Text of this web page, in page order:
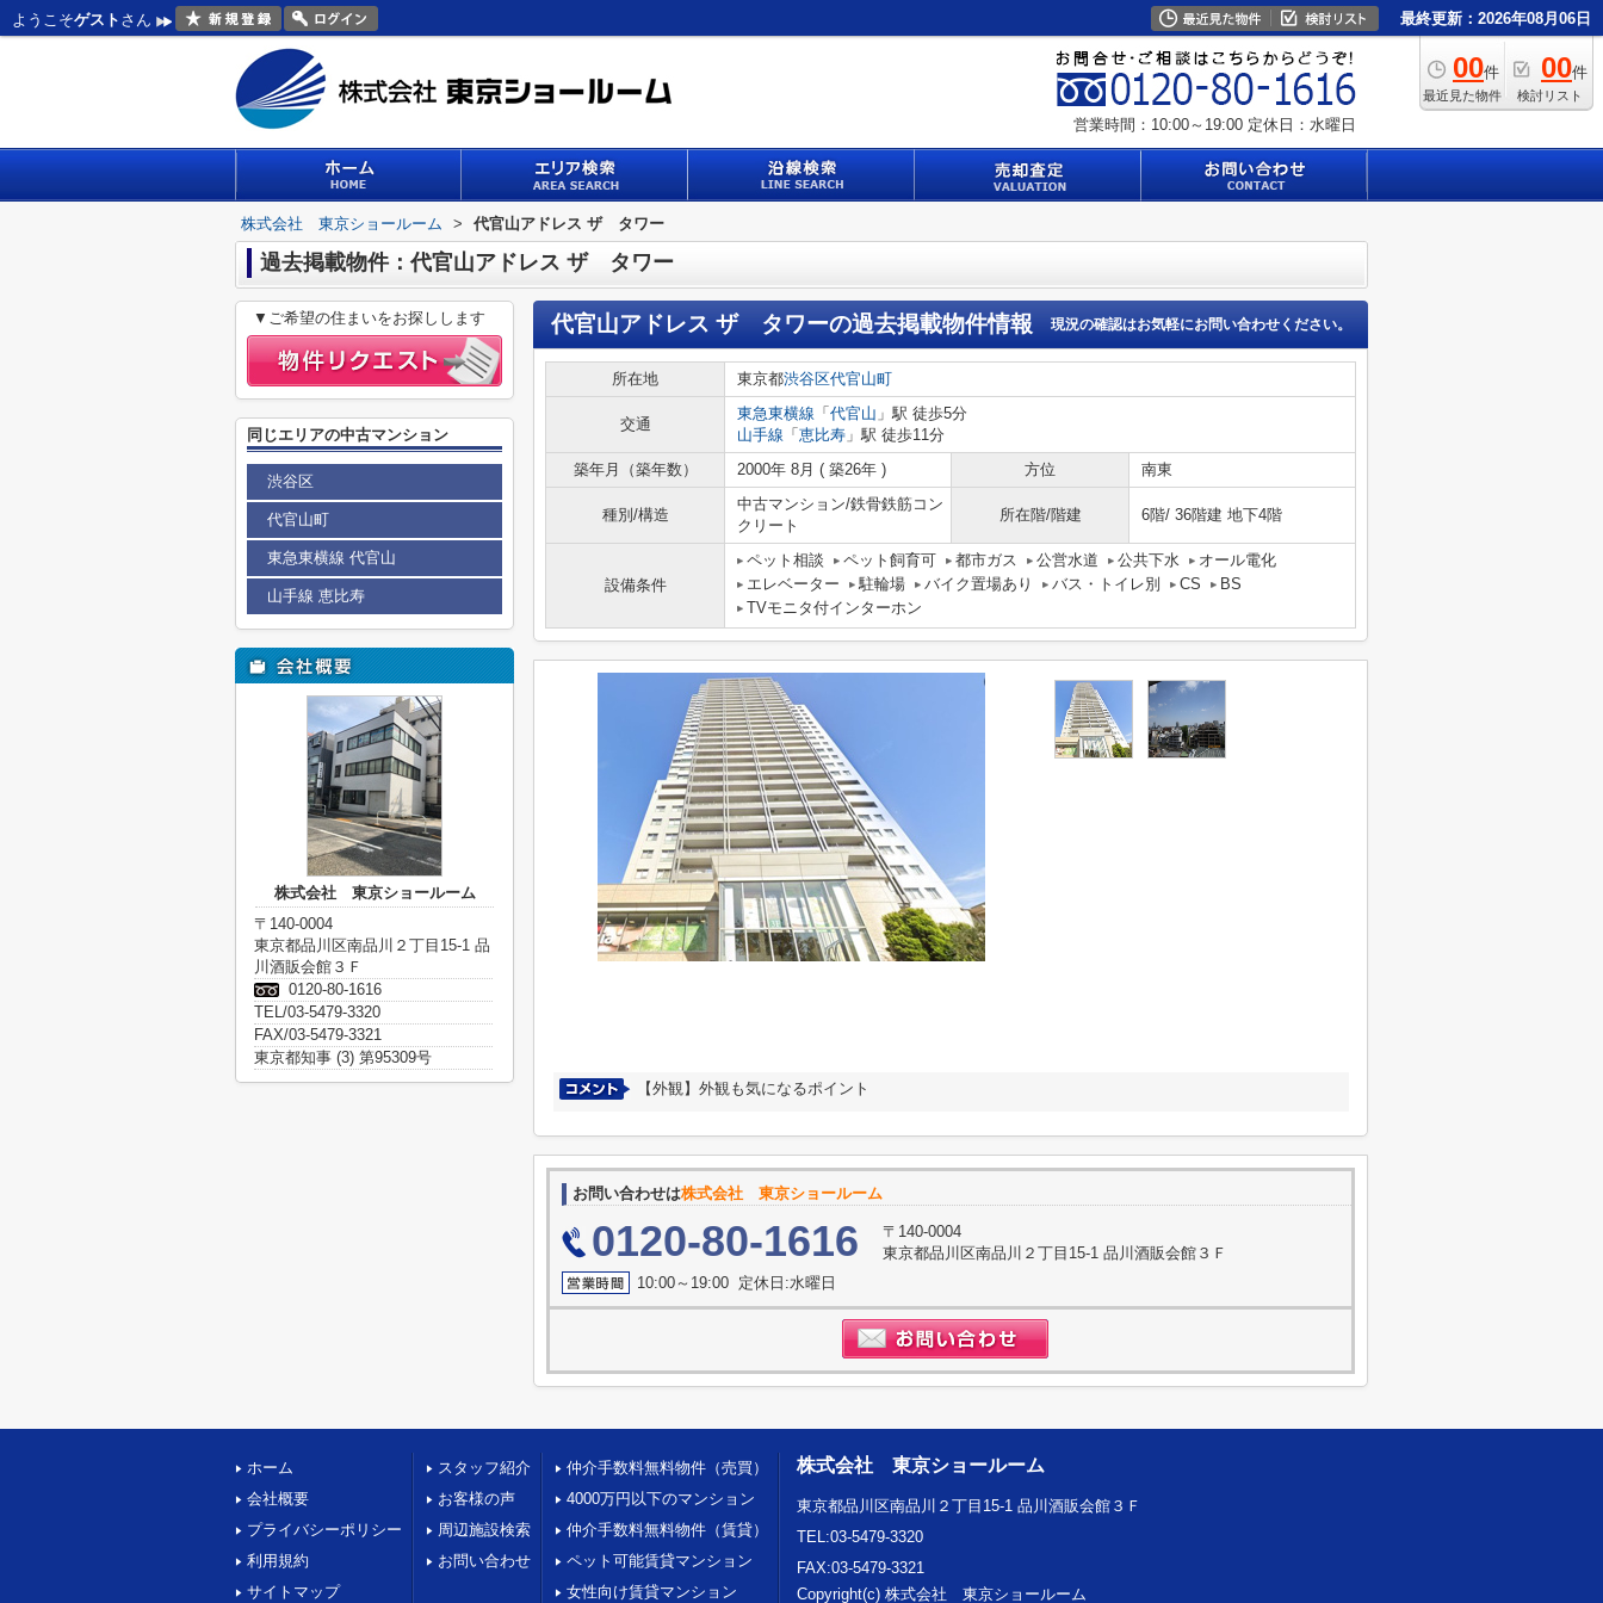
ようこそゲスト さん 最終更新：2026年08月06日
00件
最近見た物件
00件
検討リスト
営業時間：10:00～19:00 定休日：水曜日
株式会社 東京ショールーム > 代官山アドレス ザ タワー
過去掲載物件：代官山アドレス ザ タワー
代官山アドレス ザ タワーの過去掲載物件情報 現況の確認はお気軽にお問い合わせください。
所在地 東京都渋谷区代官山町
交通
東急東横線 「 代官山 」駅 徒歩5分
山手線 「 恵比寿 」駅 徒歩11分
築年月（築年数）
2000年 8月 ( 築26年 ) 方位 南東
種別/構造
中古マンション/鉄骨鉄筋コン
クリート
所在階/階建 6階/ 36階建 地下4階
設備条件
ペット相談 ペット飼育可 都市ガス 公営水道 公共下水
オール電化
エレベーター
駐輪場 バイク置場あり バス・トイレ別 CS
BS
TVモニタ付インターホン
【外観】外観も気になるポイント
お問い合わせは株式会社 東京ショールーム
0120-80-1616
〒140-0004
東京都品川区南品川２丁目15-1 品川酒販会館３Ｆ
10:00～19:00 定休日:水曜日
▼ご希望の住まいをお探しします
同じエリアの中古マンション
渋谷区
代官山町
東急東横線 代官山
山手線 恵比寿
株式会社 東京ショールーム
〒140-0004
東京都品川区南品川２丁目15-1 品
川酒販会館３Ｆ
0120-80-1616
TEL/03-5479-3320
FAX/03-5479-3321
東京都知事 (3) 第95309号
ホーム
会社概要
プライバシーポリシー
利用規約
サイトマップ
スタッフ紹介
お客様の声
周辺施設検索
お問い合わせ
仲介手数料無料物件（売買）
4000万円以下のマンション
仲介手数料無料物件（賃貸）
ペット可能賃貸マンション
女性向け賃貸マンション
株式会社 東京ショールーム
東京都品川区南品川２丁目15-1 品川酒販会館３Ｆ
TEL:03-5479-3320
FAX:03-5479-3321
Copyright(c) 株式会社 東京ショールーム